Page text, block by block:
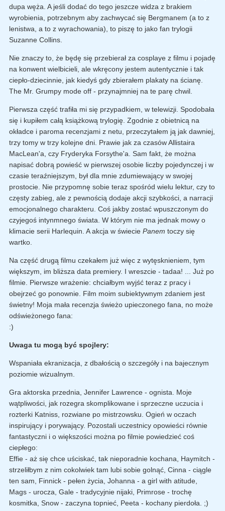
dupa węża. A jeśli dodać do tego jeszcze widza z brakiem
wyrobienia, potrzebnym aby zachwycać się Bergmanem (a to z
lenistwa, a to z wyrachowania), to piszę to jako fan trylogii
Suzanne Collins.
Nie znaczy to, że będę się przebierał za cosplaye z filmu i pojadę
na konwent wielbicieli, ale wkręcony jestem autentycznie i tak
ciepło-dziecinnie, jak kiedyś gdy zbierałem plakaty na ścianę.
The Mr. Grumpy mode off - przynajmniej na te parę chwil.
Pierwsza część trafiła mi się przypadkiem, w telewizji. Spodobała
się i kupiłem całą książkową trylogię. Zgodnie z obietnicą na
okładce i paroma recenzjami z netu, przeczytałem ją jak dawniej,
trzy tomy w trzy kolejne dni. Prawie jak za czasów Allistaira
MacLean'a, czy Fryderyka Forsythe'a. Sam fakt, że można
napisać dobrą powieść w pierwszej osobie liczby pojedynczej i w
czasie teraźniejszym, był dla mnie zdumiewający w swojej
prostocie. Nie przypomnę sobie teraz spośród wielu lektur, czy to
częsty zabieg, ale z pewnością dodaje akcji szybkości, a narracji
emocjonalnego charakteru. Coś jakby zostać wpuszczonym do
czyjegoś intynmnego świata. W którym nie ma jednak mowy o
klimacie serii Harlequin. A akcja w świecie Panem toczy się
wartko.
Na część drugą filmu czekałem już więc z wytęsknieniem, tym
większym, im bliższa data premiery. I wreszcie - tadaa! ... Już po
filmie. Pierwsze wrażenie: chciałbym wyjść teraz z pracy i
obejrzeć go ponownie. Film moim subiektywnym zdaniem jest
świetny! Moja mała recenzja świeżo upieczonego fana, no może
odświeżonego fana:
:)
Uwaga tu mogą być spojlery:
Wspaniała ekranizacja, z dbałością o szczegóły i na bajecznym
poziomie wizualnym.
Gra aktorska przednia, Jennifer Lawrence - ognista. Moje
wątpliwości, jak rozegra skomplikowane i sprzeczne uczucia i
rozterki Katniss, rozwiane po mistrzowsku. Ogień w oczach
inspirujący i porywający. Pozostali uczestnicy opowieści równie
fantastyczni i o większości można po filmie powiedzieć coś
ciepłego:
Effie - aż się chce uściskać, tak nieporadnie kochana, Haymitch -
strzeliłbym z nim cokolwiek tam lubi sobie golnąć, Cinna - ciągle
ten sam, Finnick - pełen życia, Johanna - a girl with atitude,
Mags - urocza, Gale - tradycyjnie nijaki, Primrose - trochę
kosmitka, Snow - zaczyna topnieć, Peeta - kochany pierdoła. ;)